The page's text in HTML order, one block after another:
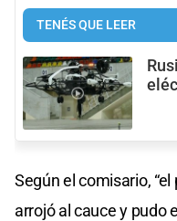
TENÉS QUE LEER
Según el comisario,
arrojó al cauce y pudo